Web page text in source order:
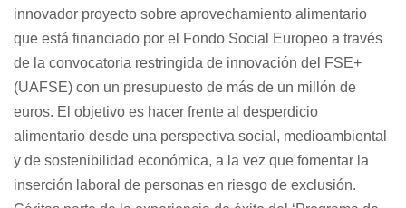
innovador proyecto sobre aprovechamiento alimentario
que está financiado por el Fondo Social Europeo a través
de la convocatoria restringida de innovación del FSE+
(UAFSE) con un presupuesto de más de un millón de
euros. El objetivo es hacer frente al desperdicio
alimentario desde una perspectiva social, medioambiental
y de sostenibilidad económica, a la vez que fomentar la
inserción laboral de personas en riesgo de exclusión.